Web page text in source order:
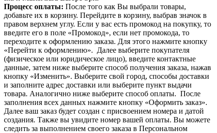
Процесс оплаты: После того как Вы выбрали товары,
добавьте их в корзину. Перейдите в корзину, выбрав значок в
правом верхнем углу. Если у вас есть промокод на покупку, то
введите его в поле «Промокод», если нет промокода, то
переходите к оформлению заказа. Для этого нажмите кнопку
«Перейти к оформлению». Далее выберите покупателя
(физическое или юридическое лицо), введите контактные
данные, затем ниже выберите способ получения заказа, нажав
кнопку «Изменить». Выберите свой город, способы доставки
и заполните адрес доставки или выберите пункт выдачи
товара. Аналогично ниже выберите способ оплаты. После
заполнения всех данных нажмите кнопку «Оформить заказ».
Далее ваш заказ будет создан с присвоением номера и датой
создания. Также вы увидите номер вашей оплаты. Вы можете
следить за выполнением своего заказа в Персональном